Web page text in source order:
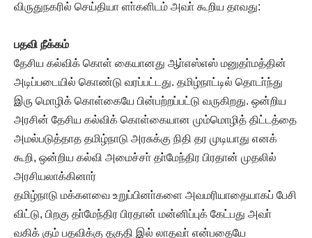
விருதுநகரில் செய்தியா ளா்களிடம் அவா் கூறிய தாவது:
பதவி நீக்கம்
தேசிய கல்விக் கொள் கையானது ஆா்எஸ்எஸ் மனுதா்மத்தின்
அடிப்படையில் கொண்டு வரப்பட்டது. தமிழ்நாட்டில் தொடா்ந்து
இரு மொழிக் கொள்கையே பின்பற்றப்பட்டு வருகிறது. ஒன்றிய
அரசின் தேசிய கல்விக் கொள்கையான மும்மொழித் திட்டத்தை
அமல்படுத்தாத தமிழ்நாடு அரசுக்கு நிதி தர முடியாது எனக்
கூறி, ஒன்றிய கல்வி அமைச்சா் தா்மேந்திர பிரதான் முதலில்
அரசியலாக்கினார்
தமிழ்நாடு மக்களவை உறுப்பினா்களை அவமரியாதையாகப் பேசி
விட்டு, பிறகு தா்மேந்திர பிரதான் மன்னிப்புக் கேட்பது அவா்
வகிக் கும் பதவிக்கு தகுதி இல் லாதவா் என்பதையே